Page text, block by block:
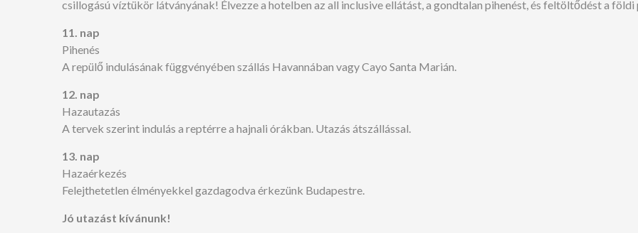
csillogású víztükör látványának! Élvezze a hotelben az all inclusive ellátást, a gondtalan pihenést, és feltöltődést a
11. nap
Pihenés
A repülő indulásának függvényében szállás Havannában vagy Cayo Santa Marián.
12. nap
Hazautazás
A tervek szerint indulás a reptérre a hajnali órákban. Utazás átszállással.
13. nap
Hazaérkezés
Felejthetetlen élményekkel gazdagodva érkezünk Budapestre.
Jó utazást kívánunk!